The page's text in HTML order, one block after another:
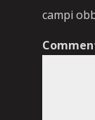
campi